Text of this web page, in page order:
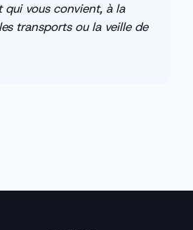
qui vous convient, à la
transports ou la veille de